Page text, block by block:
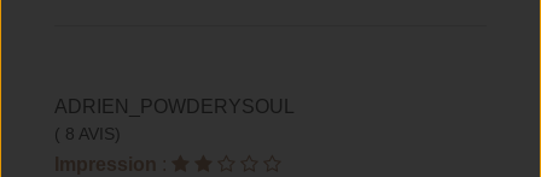
ADRIEN_POWDERYSOUL
( 8 AVIS)
Impression :